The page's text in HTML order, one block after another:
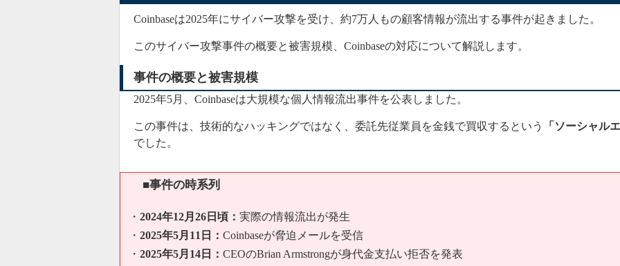
Coinbaseは2025年にサイバー攻撃を受け、約7万人もの顧客情報が流出する事件が起きました。
このサイバー攻撃事件の概要と被害規模、Coinbaseの対応について解説します。
事件の概要と被害規模
2025年5月、Coinbaseは大規模な個人情報流出事件を公表しました。
この事件は、技術的なハッキングではなく、委託先従業員を金銭で買収するという 「ソーシャル
でした。
■事件の時系列
・ 2024年12月26日頃： 実際の情報流出が発生
・ 2025年5月11日： Coinbaseが脅迫メールを受信
・ 2025年5月14日： CEOのBrian Armstrongが身代金支払い拒否を発表